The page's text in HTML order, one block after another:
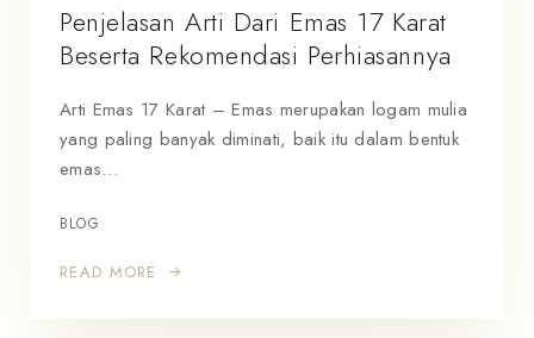
Penjelasan Arti Dari Emas 17 Karat
Beserta Rekomendasi Perhiasannya
Arti Emas 17 Karat – Emas merupakan logam mulia
yang paling banyak diminati, baik itu dalam bentuk
emas…
BLOG
READ MORE